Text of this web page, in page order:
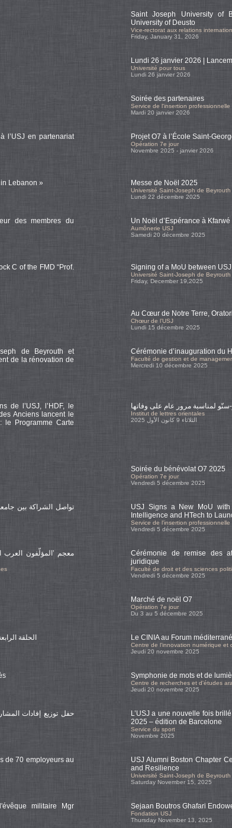
Saint Joseph University of
University of Deusto
Vice-rectorat aux relations
Friday, January 31, 2026
Lundi 26 janvier 2026 |
Université pour tous
Lundi 26 janvier 2026
Soirée des partenaires
Service de l'insertion professionnelle
Mardi 20 janvier 2026
l’USJ en partenariat
Projet O7 à l’École Saint-
Opération 7e jour
Novembre 2025 - janvier 2026
Lebanon » Messe de Noël 2025
Université Saint-Joseph de Beyrouth
Lundi 22 décembre 2025
des membres du
Un Noël d’Espérance à Kfarwé
Aumônerie USJ
Samedi 20 décembre 2025
C of the FMD “Prof.
Signing of a MoU between
Université Saint-Joseph de Beyrouth
Friday, December 19,2025
Au Cœur de Notre Terre,
Chœur de l’USJ
Lundi 15 décembre 2025
de Beyrouth et
de la rénovation de
Cérémonie d’inauguration du
Faculté de gestion et de
Mercredi 10 décembre 2025
de l’USJ, l’HDF, le
Anciens lancent le
le Programme Carte
لمناسبة مرور عام على وفاتها
Institut de lettres orientales
الثلاثاء 9 كانون الأول 2025
Soirée du bénévolat O7 2025
Opération 7e jour
Vendredi 5 décembre 2025
تواصل الشراكة بين
USJ Signs a New MoU with
Intelligence and HTech to
Service de l'insertion professionnelle
Vendredi 5 décembre 2025
معجم ’المؤلّفون العرب
Cérémonie de remise des
juridique
Faculté de droit et des sciences
Vendredi 5 décembre 2025
Marché de noël O7
Opération 7e jour
Du 3 au 5 décembre 2025
الحلقة Le CINIA au Forum
Centre de l’innovation numérique et
Jeudi 20 novembre 2025
Symphonie de mots et de
Centre de recherches et d'études
Jeudi 20 novembre 2025
حفل توزيع إفادات
L’USJ a une nouvelle fois
2025 – édition de Barcelone
Service du sport
Novembre 2025
de 70 employeurs au
USJ Alumni Boston Chapter
and Resilience
Université Saint-Joseph de Beyrouth
Saturday November 15, 2025
militaire Mgr
Sejaan Boutros Ghafari
Fondation USJ
Thursday November 13, 2025